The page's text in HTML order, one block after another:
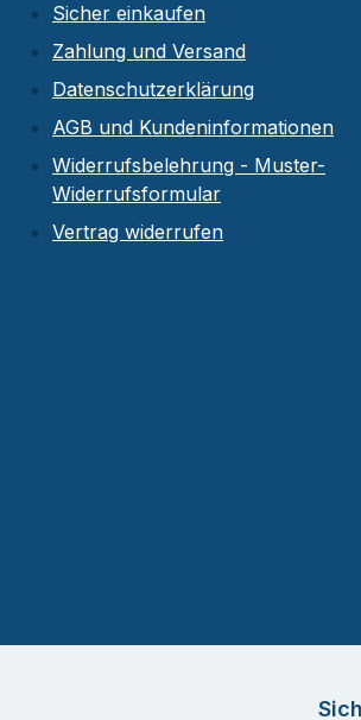
Sicher einkaufen
Zahlung und Versand
Datenschutzerklärung
AGB und Kundeninformationen
Widerrufsbelehrung - Muster-
Widerrufsformular
Vertrag widerrufen